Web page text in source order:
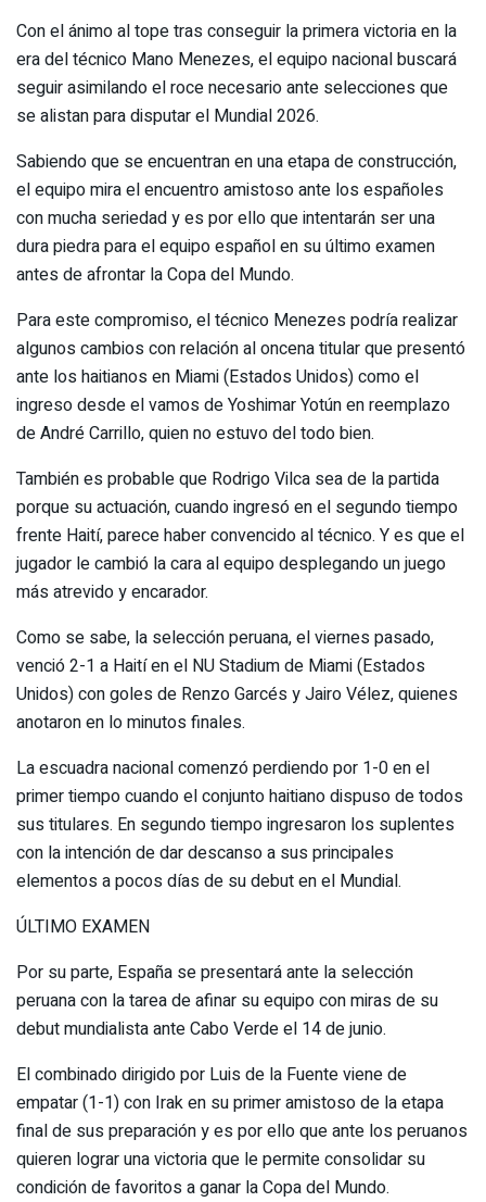
Con el ánimo al tope tras conseguir la primera victoria en la
era del técnico Mano Menezes, el equipo nacional buscará
seguir asimilando el roce necesario ante selecciones que
se alistan para disputar el Mundial 2026.
Sabiendo que se encuentran en una etapa de construcción,
el equipo mira el encuentro amistoso ante los españoles
con mucha seriedad y es por ello que intentarán ser una
dura piedra para el equipo español en su último examen
antes de afrontar la Copa del Mundo.
Para este compromiso, el técnico Menezes podría realizar
algunos cambios con relación al oncena titular que presentó
ante los haitianos en Miami (Estados Unidos) como el
ingreso desde el vamos de Yoshimar Yotún en reemplazo
de André Carrillo, quien no estuvo del todo bien.
También es probable que Rodrigo Vilca sea de la partida
porque su actuación, cuando ingresó en el segundo tiempo
frente Haití, parece haber convencido al técnico. Y es que el
jugador le cambió la cara al equipo desplegando un juego
más atrevido y encarador.
Como se sabe, la selección peruana, el viernes pasado,
venció 2-1 a Haití en el NU Stadium de Miami (Estados
Unidos) con goles de Renzo Garcés y Jairo Vélez, quienes
anotaron en lo minutos finales.
La escuadra nacional comenzó perdiendo por 1-0 en el
primer tiempo cuando el conjunto haitiano dispuso de todos
sus titulares. En segundo tiempo ingresaron los suplentes
con la intención de dar descanso a sus principales
elementos a pocos días de su debut en el Mundial.
ÚLTIMO EXAMEN
Por su parte, España se presentará ante la selección
peruana con la tarea de afinar su equipo con miras de su
debut mundialista ante Cabo Verde el 14 de junio.
El combinado dirigido por Luis de la Fuente viene de
empatar (1-1) con Irak en su primer amistoso de la etapa
final de sus preparación y es por ello que ante los peruanos
quieren lograr una victoria que le permite consolidar su
condición de favoritos a ganar la Copa del Mundo.